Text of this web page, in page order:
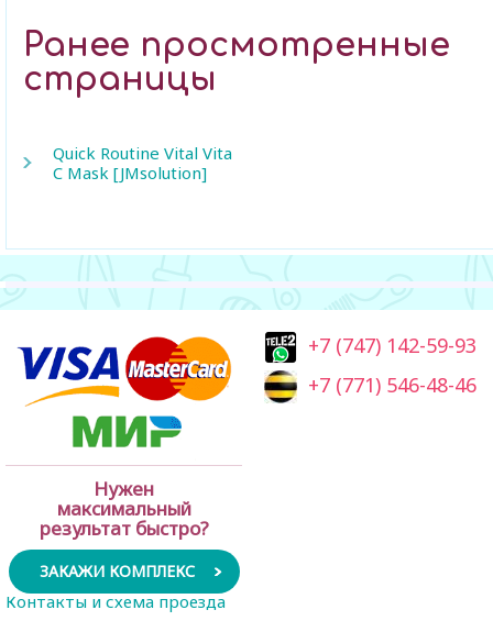
Ранее просмотренные
страницы
Quick Routine Vital Vita
C Mask [JMsolution]
Нужен
максимальный
результат быстро?
ЗАКАЖИ КОМПЛЕКС
+7 (747) 142-59-93
+7 (771) 546-48-46
Контакты и схема проезда